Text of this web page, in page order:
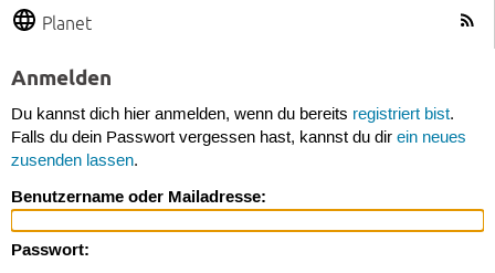
Planet
Anmelden
Du kannst dich hier anmelden, wenn du bereits registriert bist.
Falls du dein Passwort vergessen hast, kannst du dir ein neues
zusenden lassen.
Benutzername oder Mailadresse:
Passwort: